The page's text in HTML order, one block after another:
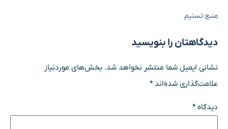
منبع:تسنیم
دیدگاهتان را بنویسید
نشانی ایمیل شما منتشر نخواهد شد. بخش‌های موردنیاز
علامت‌گذاری شده‌اند*
دیدگاه*